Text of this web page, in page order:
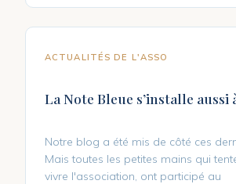
ACTUALITÉS DE L'ASSO
La Note Bleue s’installe aussi
Notre blog a été mis de côté ces
Mais toutes les petites mains qui
vivre l'association, ont participé au